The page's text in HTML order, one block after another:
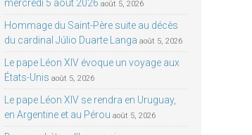
mercredi 5 août 2026 août 5, 2026
Hommage du Saint-Père suite au décès
du cardinal Júlio Duarte Langa août 5, 2026
Le pape Léon XIV évoque un voyage aux
États-Unis août 5, 2026
Le pape Léon XIV se rendra en Uruguay,
en Argentine et au Pérou août 5, 2026